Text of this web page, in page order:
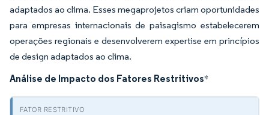
adaptados ao clima. Esses megaprojetos criam oportunidades
para empresas internacionais de paisagismo estabelecerem
operações regionais e desenvolverem expertise em princípios
de design adaptados ao clima.
Análise de Impacto dos Fatores Restritivos*